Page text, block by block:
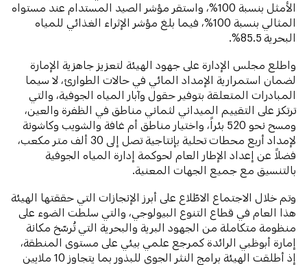
الأمثل بنسبة 100%، واستقر مؤشر الصيد المستدام عند مستواه
المثالي بنسبة 100%، فيما بلغ مؤشر الإثراء الغذائي للمياه
البحرية 85.5%.
واطلع مجلس الإدارة على جهود الهيئة لتعزيز جاهزية الإمارة
لضمان استمرارية الإمداد المائي في حالات الطوارئ، لا سيما
المبادرات المتعلقة بتوفير حقول وآبار المياه الجوفية، والتي
ترتكز على التقييم الميداني لثماني مناطق في الظفرة والعين،
ومسح نحو 520 بئراً، واختيار مناطق أم غافة والشويب وكاشونة
لإمداد أربع محطات تحلية بإنتاجية تصل إلى 30 ألف متر مكعب،
فضلاً عن إعداد الإطار العام لحوكمة إدارة المياه الجوفية
بالتنسيق مع جميع الجهات المعنية.
وتم خلال الاجتماع الاطّلاع على أبرز الإنجازات التي حققتها الهيئة
هذا العام في قطاع التنوع البيولوجي، والتي سلطت الضوء على
منظومة متكاملة من الجهود البرية والبحرية التي تُرسّخ مكانة
إمارة أبوظبي الرائدة كمرجع علمي بيئي على مستوى المنطقة،
إذ أطلقت الهيئة برامج النثر الجوي للبذور بما يتجاوز 10 ملايين